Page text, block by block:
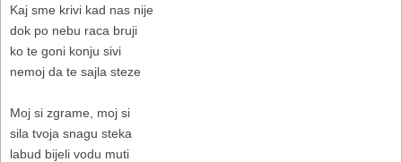
Kaj sme krivi kad nas nije
dok po nebu raca bruji
ko te goni konju sivi
nemoj da te sajla steze
Moj si zgrame, moj si
sila tvoja snagu steka
labud bijeli vodu muti